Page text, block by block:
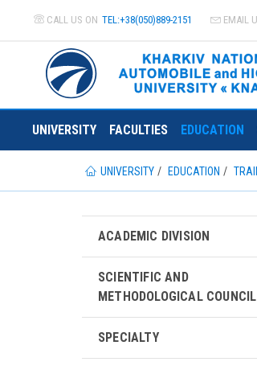
CALL US ON TEL:+38(050)889-2151 EMAIL
UNIVERSITY FACULTIES EDUCATION
UNIVERSITY EDUCATION
ACADEMIC DIVISION
SCIENTIFIC AND
METHODOLOGICAL COUNCIL
SPECIALTY